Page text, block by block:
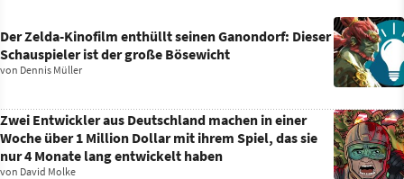
Der Zelda-Kinofilm enthüllt seinen Ganondorf: Dieser
Schauspieler ist der große Bösewicht
von Dennis Müller
Zwei Entwickler aus Deutschland machen in einer
Woche über 1 Million Dollar mit ihrem Spiel, das sie
nur 4 Monate lang entwickelt haben
von David Molke